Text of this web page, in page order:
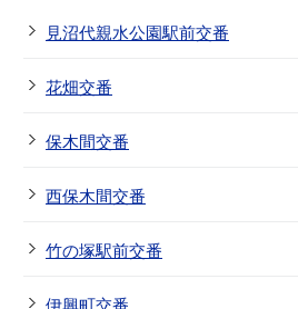
見沼代親水公園駅前交番
花畑交番
保木間交番
西保木間交番
竹の塚駅前交番